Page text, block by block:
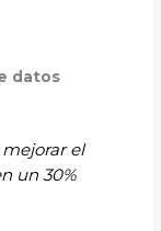
datos
el
un 30%